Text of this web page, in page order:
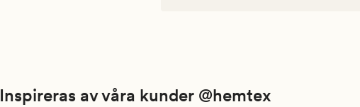
Inspireras av våra kunder @hemtex